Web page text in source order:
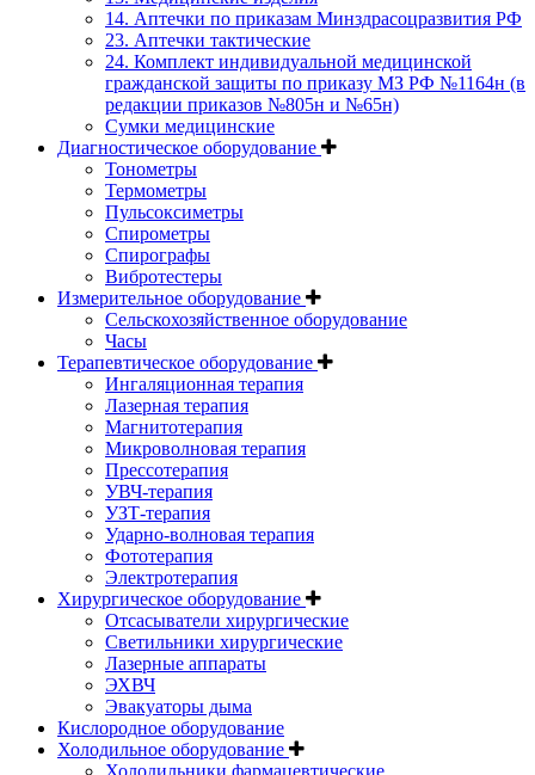
14. Аптечки по приказам Минздрасоцразвития РФ
23. Аптечки тактические
24. Комплект индивидуальной медицинской
гражданской защиты по приказу МЗ РФ №1164н (в
редакции приказов №805н и №65н)
Сумки медицинские
Диагностическое оборудование
Тонометры
Термометры
Пульсоксиметры
Спирометры
Спирографы
Вибротестеры
Измерительное оборудование
Сельскохозяйственное оборудование
Часы
Терапевтическое оборудование
Ингаляционная терапия
Лазерная терапия
Магнитотерапия
Микроволновая терапия
Прессотерапия
УВЧ-терапия
УЗТ-терапия
Ударно-волновая терапия
Фототерапия
Электротерапия
Хирургическое оборудование
Отсасыватели хирургические
Светильники хирургические
Лазерные аппараты
ЭХВЧ
Эвакуаторы дыма
Кислородное оборудование
Холодильное оборудование
Холодильники фармацевтические